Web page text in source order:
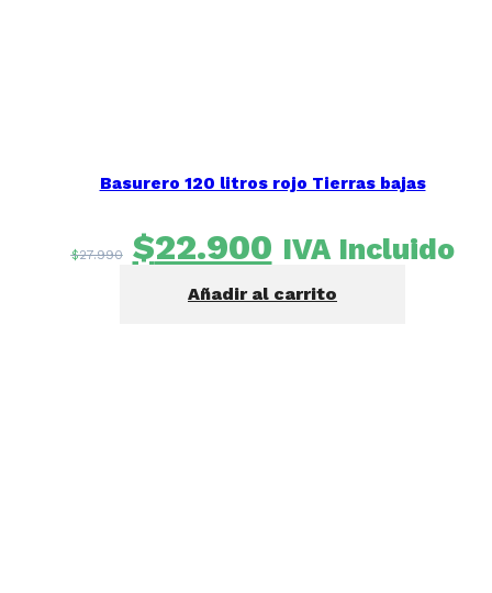
Basurero 120 litros rojo Tierras bajas
$27.990 El
precio
original
$22.900El
precio
actual
IVA Incluido
Añadir al carrito